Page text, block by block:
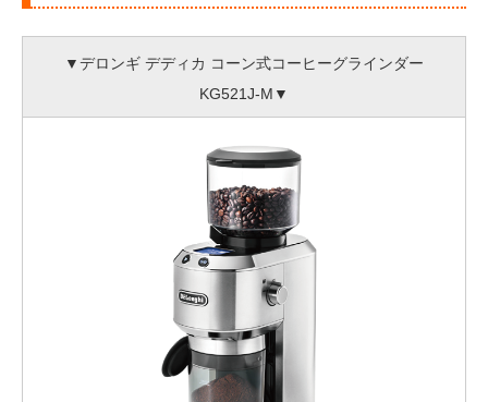
▼デロンギ デディカ コーン式コーヒーグラインダー
KG521J-M▼